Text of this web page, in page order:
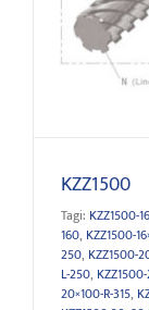
KZZ1500
Tagi: KZZ1500-
160, KZZ1500-
250, KZZ1500-
L-250,
20×100-R-315,